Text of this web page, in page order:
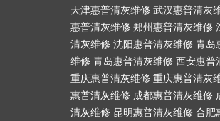
天津惠普清灰维修 武汉惠普清灰
惠普清灰维修 郑州惠普清灰维修
清灰维修 沈阳惠普清灰维修 青岛
维修 青岛惠普清灰维修 西安惠普
重庆惠普清灰维修 重庆惠普清灰
惠普清灰维修 成都惠普清灰维修
清灰维修 昆明惠普清灰维修 合肥